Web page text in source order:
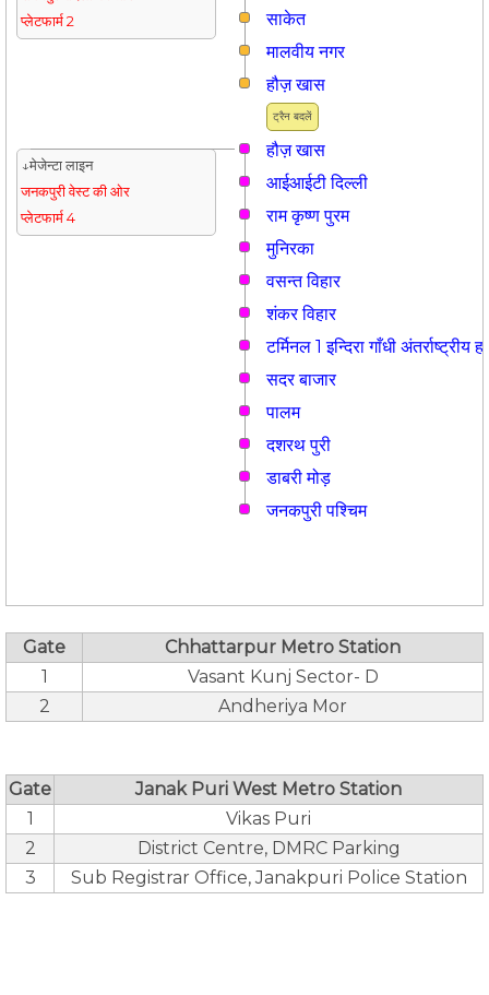
प्लेटफार्म 2
साकेत
मालवीय नगर
ट्रैन बदलें
हौज़ खास
हौज़ खास
↓मेजेन्टा लाइन
जनकपुरी वेस्ट की ओर
प्लेटफार्म 4
आईआईटी दिल्ली
राम कृष्ण पुरम
मुनिरका
वसन्त विहार
शंकर विहार
टर्मिनल 1 इन्दिरा गाँधी अंतर्राष्ट्रीय
सदर बाजार
पालम
दशरथ पुरी
डाबरी मोड़
जनकपुरी पश्चिम
Gate
Chhattarpur Metro Station
1
Vasant Kunj Sector- D
2
Andheriya Mor
Gate
Janak Puri West Metro Station
1
Vikas Puri
2
District Centre, DMRC Parking
3
Sub Registrar Office, Janakpuri Police Station